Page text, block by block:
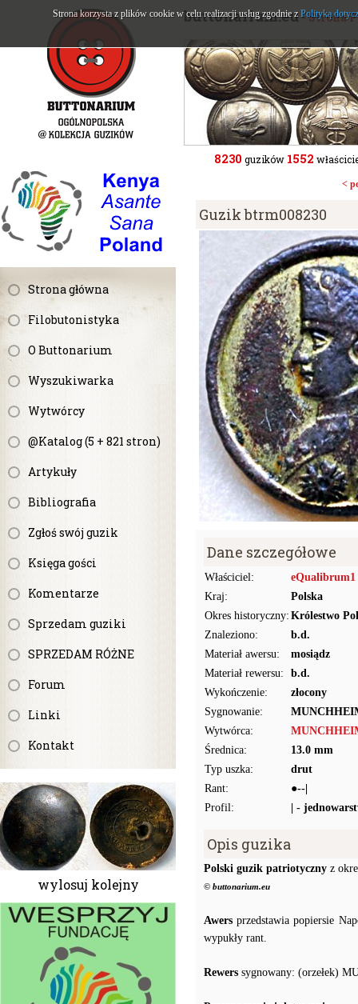
Strona główna
Filobutonistyka
O Buttonarium
Wyszukiwarka
Wytwórcy
@Katalog (5 + 821 stron)
Artykuły
Bibliografia
Zgłoś swój guzik
Księga gości
Komentarze
Sprzedam guziki
SPRZEDAM RÓŻNE
Forum
Linki
Kontakt
wylosuj kolejny
buttonarium.eu- Strona
8230 guzików 1552
<
Guzik btrm008230
Dane szczegółowe
Właściciel:
eQualibrum1
Kraj:
Polska
Okres historyczny: Królestwo
Znaleziono:
b.d.
Materiał awersu:
mosiądz
Materiał rewersu:
b.d.
Wykończenie:
złocony
Sygnowanie:
Wytwórca:
Średnica:
13.0 mm
Typ uszka:
drut
Rant:
●--|
Profil:
| -
Opis guzika
Polski guzik patriotyczny z
© buttonarium.eu
Awers przedstawia popiersie
wypukły rant.
Rewers sygnowany: (orzełek)
Strona korzysta z plików cookie w celu realizacji usług zgodnie z Polityką